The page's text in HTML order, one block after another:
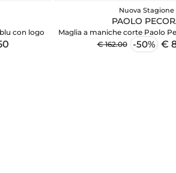
con logo
Nuova Stagione
PAOLO
Maglia a maniche corte Paolo
€ 162.00
-50% €